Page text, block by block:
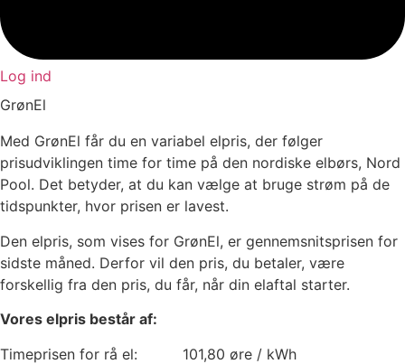
Log ind
GrønEl
Med GrønEl får du en variabel elpris, der følger
prisudviklingen time for time på den nordiske elbørs, Nord
Pool. Det betyder, at du kan vælge at bruge strøm på de
tidspunkter, hvor prisen er lavest.
Den elpris, som vises for GrønEl, er gennemsnitsprisen for
sidste måned. Derfor vil den pris, du betaler, være
forskellig fra den pris, du får, når din elaftal starter.
Vores elpris består af:
Timeprisen for rå el: 101,80 øre / kWh